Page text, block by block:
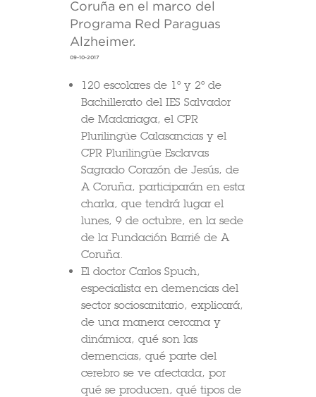
Coruña en el marco del
Programa Red Paraguas
Alzheimer.
09-10-2017
120 escolares de 1º y 2º de
Bachillerato del IES Salvador
de Madariaga, el CPR
Plurilingüe Calasancias y el
CPR Plurilingüe Esclavas
Sagrado Corazón de Jesús, de
A Coruña, participarán en esta
charla, que tendrá lugar el
lunes, 9 de octubre, en la sede
de la Fundación Barrié de A
Coruña.
El doctor Carlos Spuch,
especialista en demencias del
sector sociosanitario, explicará,
de una manera cercana y
dinámica, qué son las
demencias, qué parte del
cerebro se ve afectada, por
qué se producen, qué tipos de